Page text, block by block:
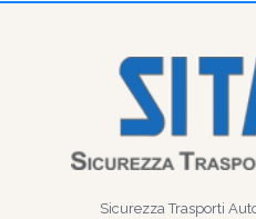
Sicurezza Trasporti